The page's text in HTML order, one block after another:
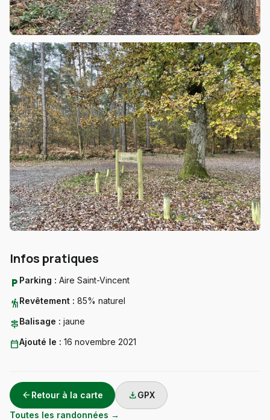
Infos pratiques
local_parking Parking : Aire Saint-Vincent
hikingRevêtement : 85% naturel
signpostBalisage : jaune
calendar_todayAjouté le : 16 novembre 2021
arrow_back Retour à la carte downloadGPX
Toutes les randonnées →